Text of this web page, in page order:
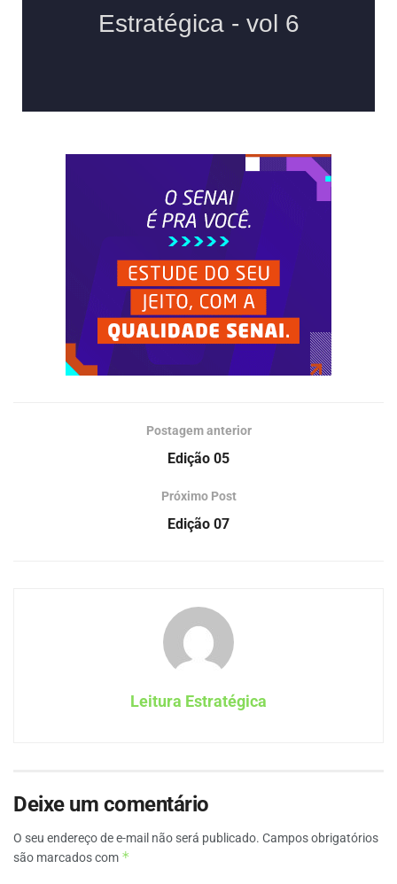
Postagem anterior
Edição 05
Próximo Post
Edição 07
Leitura Estratégica
Deixe um comentário
O seu endereço de e-mail não será publicado. Campos obrigatórios
são marcados com *